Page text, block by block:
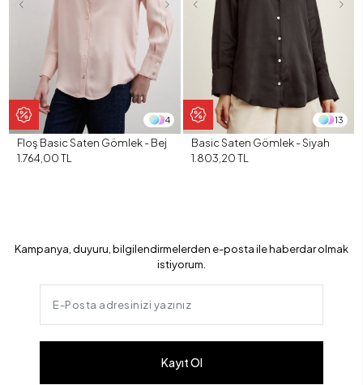
4
Floş Basic Saten Gömlek - Bej
1.764,00 TL
13
Basic Saten Gömlek - Siyah
1.803,20 TL
Kampanya, duyuru, bilgilendirmelerden e-posta ile haberdar olmak
istiyorum.
Kayıt Ol